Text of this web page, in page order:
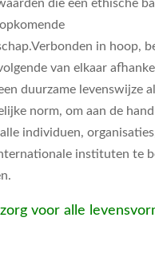
die een ethische
in hoop,
van elkaar
duurzame levenswijze
norm, om aan de
individuen,
instituten te
zorg voor alle